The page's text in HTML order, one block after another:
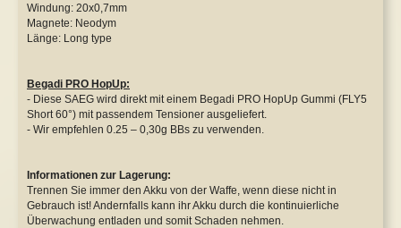
Windung: 20x0,7mm
Magnete: Neodym
Länge: Long type
Begadi PRO HopUp:
- Diese SAEG wird direkt mit einem Begadi PRO HopUp Gummi (FLY5
Short 60°) mit passendem Tensioner ausgeliefert.
- Wir empfehlen 0.25 – 0,30g BBs zu verwenden.
Informationen zur Lagerung:
Trennen Sie immer den Akku von der Waffe, wenn diese nicht in
Gebrauch ist! Andernfalls kann ihr Akku durch die kontinuierliche
Überwachung entladen und somit Schaden nehmen.